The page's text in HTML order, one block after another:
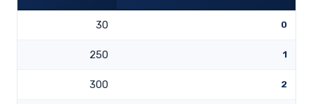
0
30
1
250
2
300